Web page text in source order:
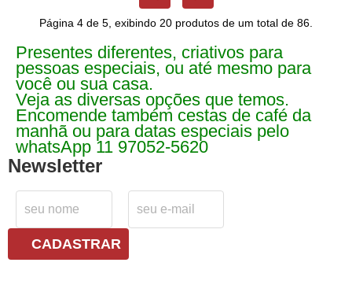
Página 4 de 5, exibindo 20 produtos de um total de 86.
Presentes diferentes, criativos para
pessoas especiais, ou até mesmo para
você ou sua casa.
Veja as diversas opções que temos.
Encomende também cestas de café da
manhã ou para datas especiais pelo
whatsApp 11 97052-5620
Newsletter
CADASTRAR